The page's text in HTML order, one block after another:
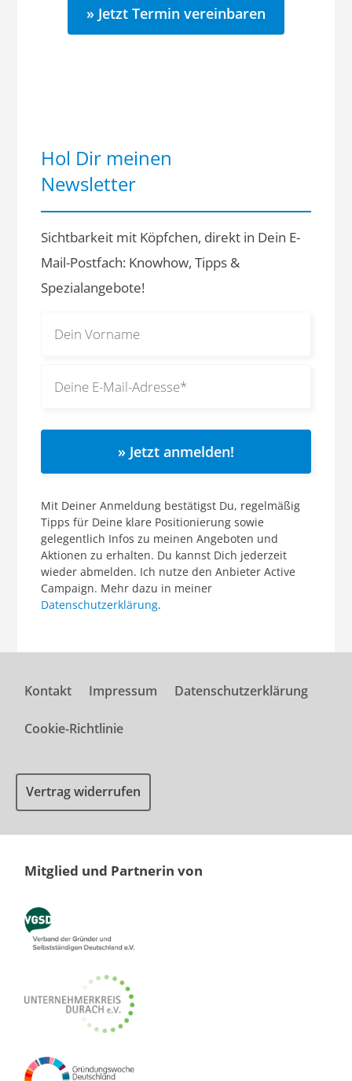
» Jetzt Termin vereinbaren
Hol Dir meinen
Newsletter
Sichtbarkeit mit Köpfchen, direkt in Dein E-
Mail-Postfach: Knowhow, Tipps &
Spezialangebote!
» Jetzt anmelden!
Mit Deiner Anmeldung bestätigst Du, regelmäßig
Tipps für Deine klare Positionierung sowie
gelegentlich Infos zu meinen Angeboten und
Aktionen zu erhalten. Du kannst Dich jederzeit
wieder abmelden. Ich nutze den Anbieter Active
Campaign. Mehr dazu in meiner
Datenschutzerklärung.
Kontakt Impressum Datenschutzerklärung
Cookie-Richtlinie
Vertrag widerrufen
Mitglied und Partnerin von